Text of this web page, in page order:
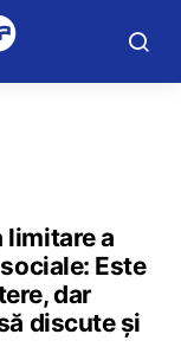
limitare a
Este
dar
discute și